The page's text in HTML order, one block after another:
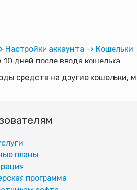
Настройки аккаунта -> Кошельки
дней после ввода кошелька.
средств на другие
планы
программа